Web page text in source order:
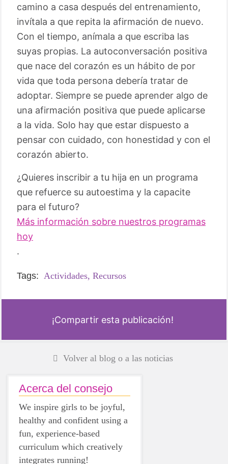
camino a casa después del entrenamiento,
invítala a que repita la afirmación de nuevo.
Con el tiempo, anímala a que escriba las
suyas propias. La autoconversación positiva
que nace del corazón es un hábito de por
vida que toda persona debería tratar de
adoptar. Siempre se puede aprender algo de
una afirmación positiva que puede aplicarse
a la vida. Solo hay que estar dispuesto a
pensar con cuidado, con honestidad y con el
corazón abierto.
¿Quieres inscribir a tu hija en un programa
que refuerce su autoestima y la capacite
para el futuro?
Más información sobre nuestros programas
hoy
.
Tags: Actividades, Recursos
¡Compartir esta publicación!
Volver al blog o a las noticias
Acerca del consejo
We inspire girls to be joyful,
healthy and confident using a
fun, experience-based
curriculum which creatively
integrates running!